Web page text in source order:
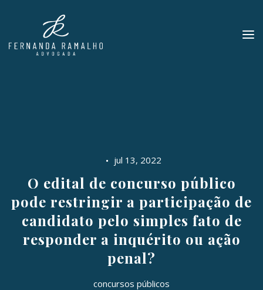
jul 13, 2022
O edital de concurso público
pode restringir a participação de
candidato pelo simples fato de
responder a inquérito ou ação
penal?
concursos públicos